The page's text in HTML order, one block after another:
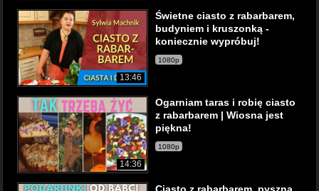
13:46
Świetne ciasto z rabarbarem,
budyniem i kruszonką -
koniecznie wypróbuj!
1080p
14:36
Ogarniam taras i robię ciasto
z rabarbarem | Wiosna jest
piękna!
1080p